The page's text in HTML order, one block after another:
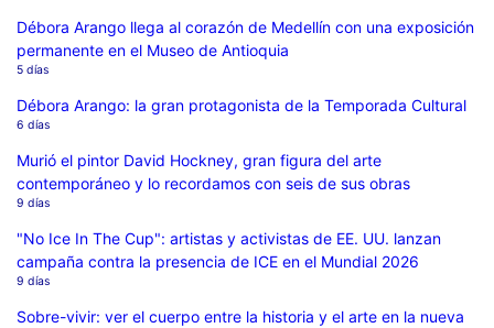
Débora Arango llega al corazón de Medellín con una exposición
permanente en el Museo de Antioquia
5 días
Débora Arango: la gran protagonista de la Temporada Cultural
6 días
Murió el pintor David Hockney, gran figura del arte
contemporáneo y lo recordamos con seis de sus obras
9 días
"No Ice In The Cup": artistas y activistas de EE. UU. lanzan
campaña contra la presencia de ICE en el Mundial 2026
9 días
Sobre-vivir: ver el cuerpo entre la historia y el arte en la nueva